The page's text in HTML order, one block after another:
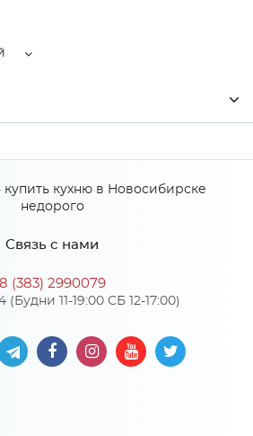
МиФ
Связь с нами
8 (383) 2990079
(Будни 11-19:00 СБ 12-17:00)